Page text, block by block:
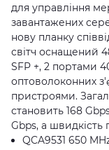
для управління
завантажених
нову планку
світч оснащений
SFP +, 2 портами
оптоволоконних
пристроями.
становить 168
Gbps, а швидкість
QCA9531 650